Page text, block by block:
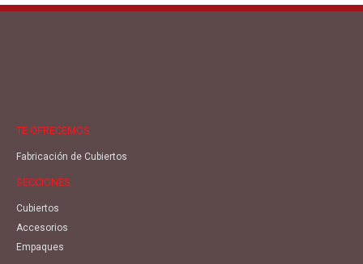
TE OFRECEMOS
Fabricación de Cubiertos
SECCIONES
Cubiertos
Accesorios
Empaques